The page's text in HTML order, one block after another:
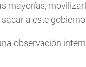
mayorías,
a este
observación